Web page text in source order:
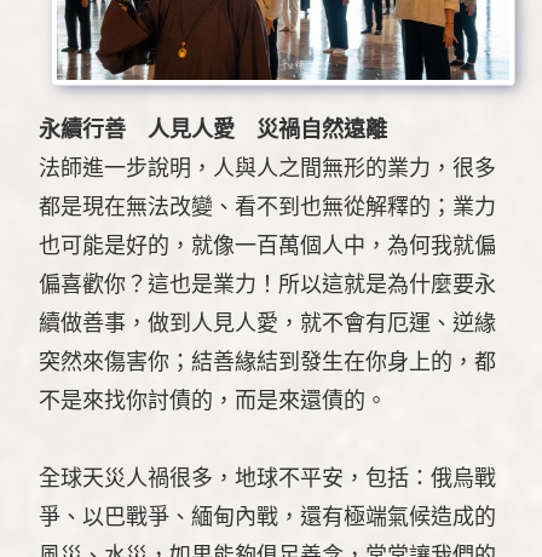
永續行善 人見人愛 災禍自然遠離
法師進一步說明，人與人之間無形的業力，很多
都是現在無法改變、看不到也無從解釋的；業力
也可能是好的，就像一百萬個人中，為何我就偏
偏喜歡你？這也是業力！所以這就是為什麼要永
續做善事，做到人見人愛，就不會有厄運、逆緣
突然來傷害你；結善緣結到發生在你身上的，都
不是來找你討債的，而是來還債的。
全球天災人禍很多，地球不平安，包括：俄烏戰
爭、以巴戰爭、緬甸內戰，還有極端氣候造成的